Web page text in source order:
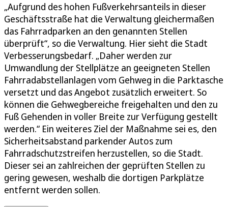
„Aufgrund des hohen Fußverkehrsanteils in dieser
Geschäftsstraße hat die Verwaltung gleichermaßen
das Fahrradparken an den genannten Stellen
überprüft“, so die Verwaltung. Hier sieht die Stadt
Verbesserungsbedarf. „Daher werden zur
Umwandlung der Stellplätze an geeigneten Stellen
Fahrradabstellanlagen vom Gehweg in die Parktasche
versetzt und das Angebot zusätzlich erweitert. So
können die Gehwegbereiche freigehalten und den zu
Fuß Gehenden in voller Breite zur Verfügung gestellt
werden.“ Ein weiteres Ziel der Maßnahme sei es, den
Sicherheitsabstand parkender Autos zum
Fahrradschutzstreifen herzustellen, so die Stadt.
Dieser sei an zahlreichen der geprüften Stellen zu
gering gewesen, weshalb die dortigen Parkplätze
entfernt werden sollen.